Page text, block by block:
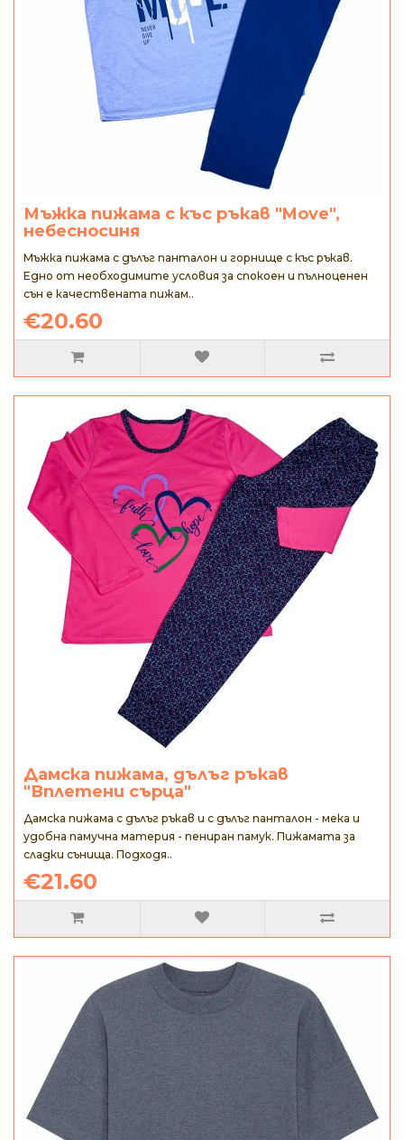
Мъжка пижама с къс ръкав "Move",
небесносиня
Mъжка пижама с дълъг панталон и горнище с къс ръкав.
Едно от необходимите условия за спокоен и пълноценен
сън е качествената пижам..
€20.60
Дамска пижама, дълъг ръкав
"Вплетени сърца"
Дамска пижама с дълъг ръкав и с дълъг панталон - мека и
удобна памучна материя - пениран памук. Пижамата за
сладки сънища. Подходя..
€21.60